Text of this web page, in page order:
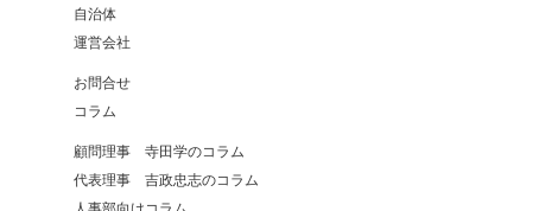
自治体
運営会社
お問合せ
コラム
顧問理事 寺田学のコラム
代表理事 吉政忠志のコラム
人事部向けコラム